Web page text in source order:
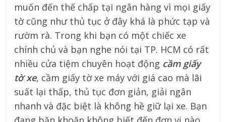
muốn đến thế chấp tại ngân hàng vì mọi giấy
tờ cũng như thủ tục ở đây khá là phức tạp và
rườm rà. Trong khi bạn có một chiếc xe
chính chủ và bạn nghe nói tại TP. HCM có rất
nhiều cửa tiệm chuyên hoạt động cầm giấy
tờ xe, cầm giấy tờ xe máy với giá cao mà lãi
suất lại thấp, thủ tục đơn giản, giải ngân
nhanh và đặc biệt là không hề giữ lại xe. Bạn